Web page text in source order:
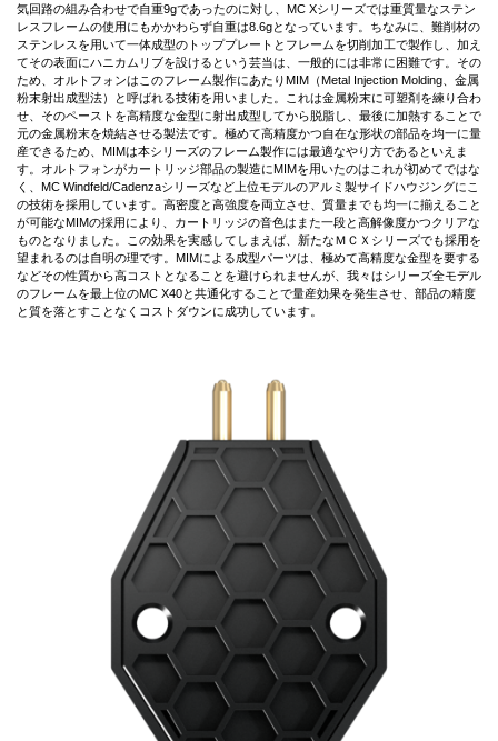
気回路の組み合わせで自重9gであったのに対し、MC Xシリーズでは重質量なステン
レスフレームの使用にもかかわらず自重は8.6gとなっています。ちなみに、難削材の
ステンレスを用いて一体成型のトッププレートとフレームを切削加工で製作し、加え
てその表面にハニカムリブを設けるという芸当は、一般的には非常に困難です。その
ため、オルトフォンはこのフレーム製作にあたりMIM（Metal Injection Molding、金属
粉末射出成型法）と呼ばれる技術を用いました。これは金属粉末に可塑剤を練り合わ
せ、そのペーストを高精度な金型に射出成型してから脱脂し、最後に加熱することで
元の金属粉末を焼結させる製法です。極めて高精度かつ自在な形状の部品を均一に量
産できるため、MIMは本シリーズのフレーム製作には最適なやり方であるといえま
す。オルトフォンがカートリッジ部品の製造にMIMを用いたのはこれが初めてではな
く、MC Windfeld/Cadenzaシリーズなど上位モデルのアルミ製サイドハウジングにこ
の技術を採用しています。高密度と高強度を両立させ、質量までも均一に揃えること
が可能なMIMの採用により、カートリッジの音色はまた一段と高解像度かつクリアな
ものとなりました。この効果を実感してしまえば、新たなＭＣＸシリーズでも採用を
望まれるのは自明の理です。MIMによる成型パーツは、極めて高精度な金型を要する
などその性質から高コストとなることを避けられませんが、我々はシリーズ全モデル
のフレームを最上位のMC X40と共通化することで量産効果を発生させ、部品の精度
と質を落とすことなくコストダウンに成功しています。